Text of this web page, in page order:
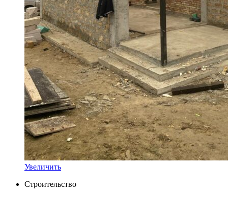
Увеличить
Строительство